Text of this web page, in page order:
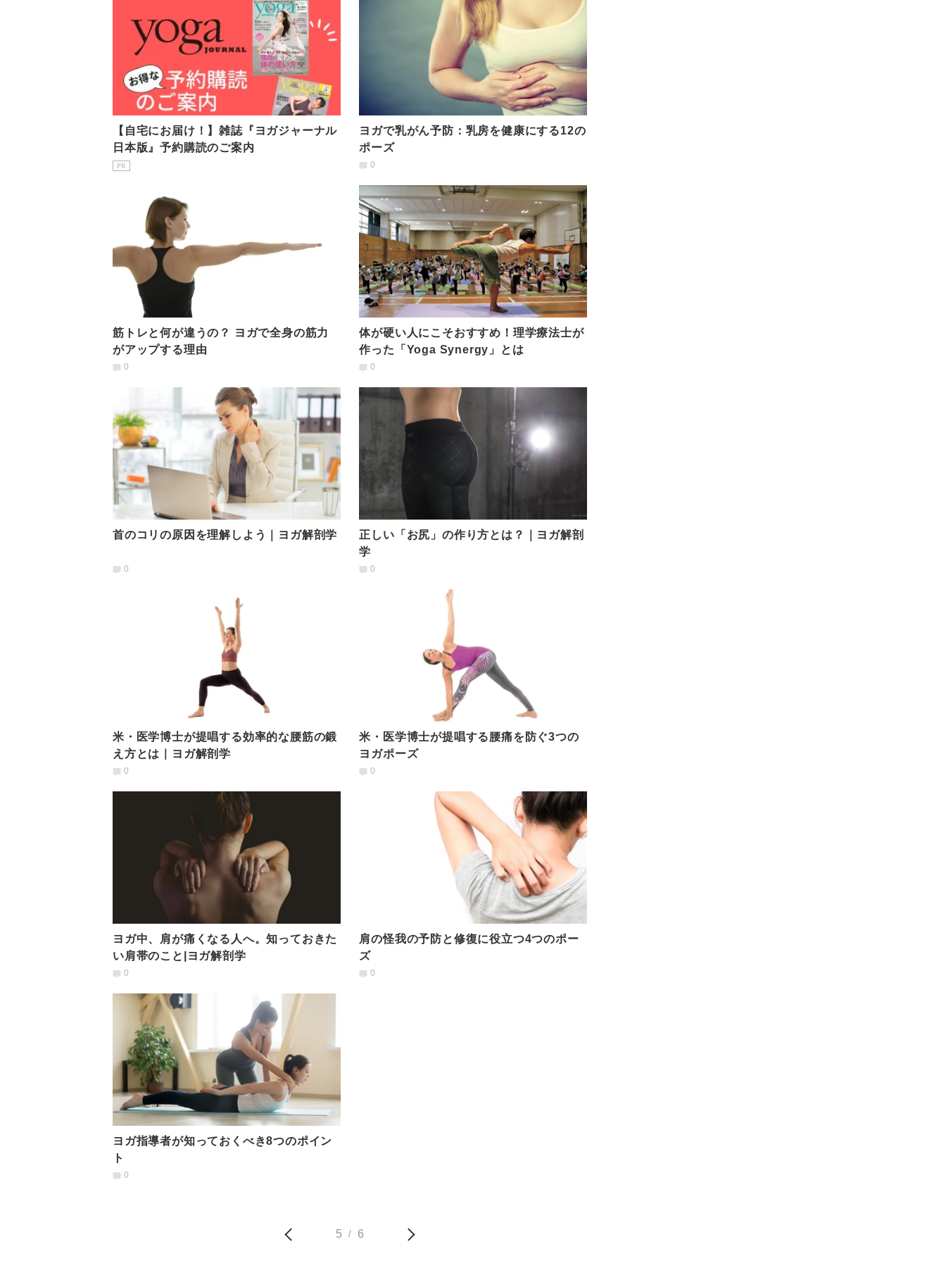
【自宅にお届け！】雑誌『ヨガジャーナル
日本版』予約購読のご案内
PR
ヨガで乳がん予防：乳房を健康にする12の
ポーズ
0
筋トレと何が違うの？ ヨガで全身の筋力
がアップする理由
0
体が硬い人にこそおすすめ！理学療法士が
作った「Yoga Synergy」とは
0
首のコリの原因を理解しよう｜ヨガ解剖学
0
正しい「お尻」の作り方とは？｜ヨガ解剖
学
0
米・医学博士が提唱する効率的な腰筋の鍛
え方とは｜ヨガ解剖学
0
米・医学博士が提唱する腰痛を防ぐ3つの
ヨガポーズ
0
ヨガ中、肩が痛くなる人へ。知っておきた
い肩帯のこと|ヨガ解剖学
0
肩の怪我の予防と修復に役立つ4つのポー
ズ
0
ヨガ指導者が知っておくべき8つのポイン
ト
0
5 / 6